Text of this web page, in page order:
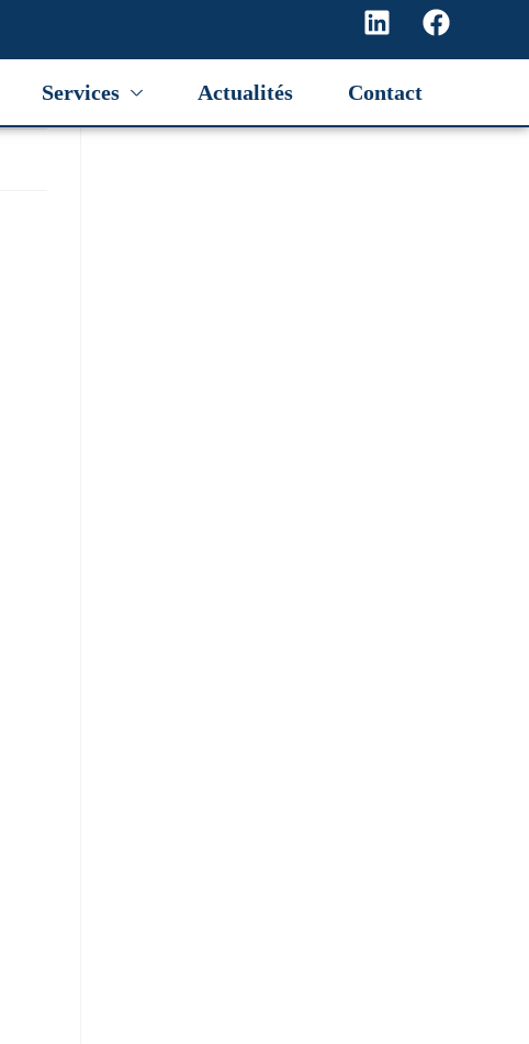
Services Actualités Contact